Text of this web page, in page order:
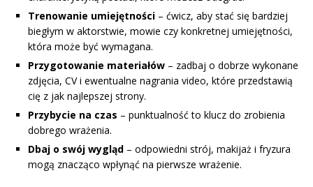
Trenowanie umiejętności – ćwicz, aby stać się bardziej
biegłym w aktorstwie, mowie czy konkretnej umiejętności,
która może być wymagana.
Przygotowanie materiałów – zadbaj o dobrze wykonane
zdjęcia, CV i ewentualne nagrania video, które przedstawią
cię z jak najlepszej strony.
Przybycie na czas – punktualność to klucz do zrobienia
dobrego wrażenia.
Dbaj o swój wygląd – odpowiedni strój, makijaż i fryzura
mogą znacząco wpłynąć na pierwsze wrażenie.